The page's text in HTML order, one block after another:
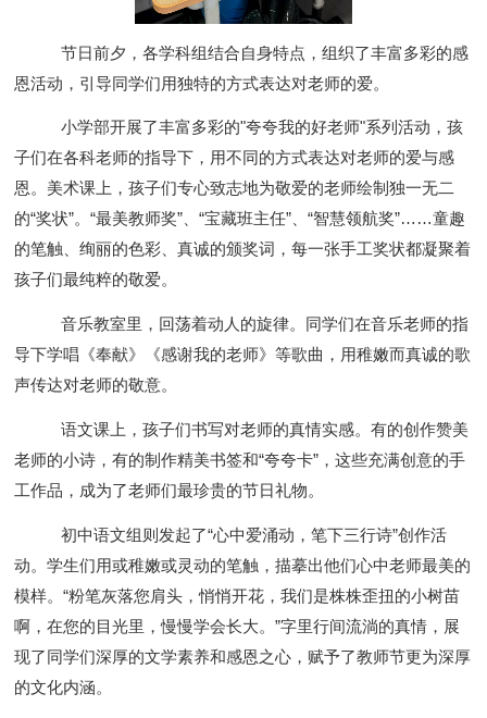
节日前夕，各学科组结合自身特点，组织了丰富多彩的感
恩活动，引导同学们用独特的方式表达对老师的爱。
小学部开展了丰富多彩的"夸夸我的好老师"系列活动，孩
子们在各科老师的指导下，用不同的方式表达对老师的爱与感
恩。美术课上，孩子们专心致志地为敬爱的老师绘制独一无二
的“奖状”。“最美教师奖”、“宝藏班主任”、“智慧领航奖”……童趣
的笔触、绚丽的色彩、真诚的颁奖词，每一张手工奖状都凝聚着
孩子们最纯粹的敬爱。
音乐教室里，回荡着动人的旋律。同学们在音乐老师的指
导下学唱《奉献》《感谢我的老师》等歌曲，用稚嫩而真诚的歌
声传达对老师的敬意。
语文课上，孩子们书写对老师的真情实感。有的创作赞美
老师的小诗，有的制作精美书签和“夸夸卡”，这些充满创意的手
工作品，成为了老师们最珍贵的节日礼物。
初中语文组则发起了“心中爱涌动，笔下三行诗”创作活
动。学生们用或稚嫩或灵动的笔触，描摹出他们心中老师最美的
模样。“粉笔灰落您肩头，悄悄开花，我们是株株歪扭的小树苗
啊，在您的目光里，慢慢学会长大。”字里行间流淌的真情，展
现了同学们深厚的文学素养和感恩之心，赋予了教师节更为深厚
的文化内涵。